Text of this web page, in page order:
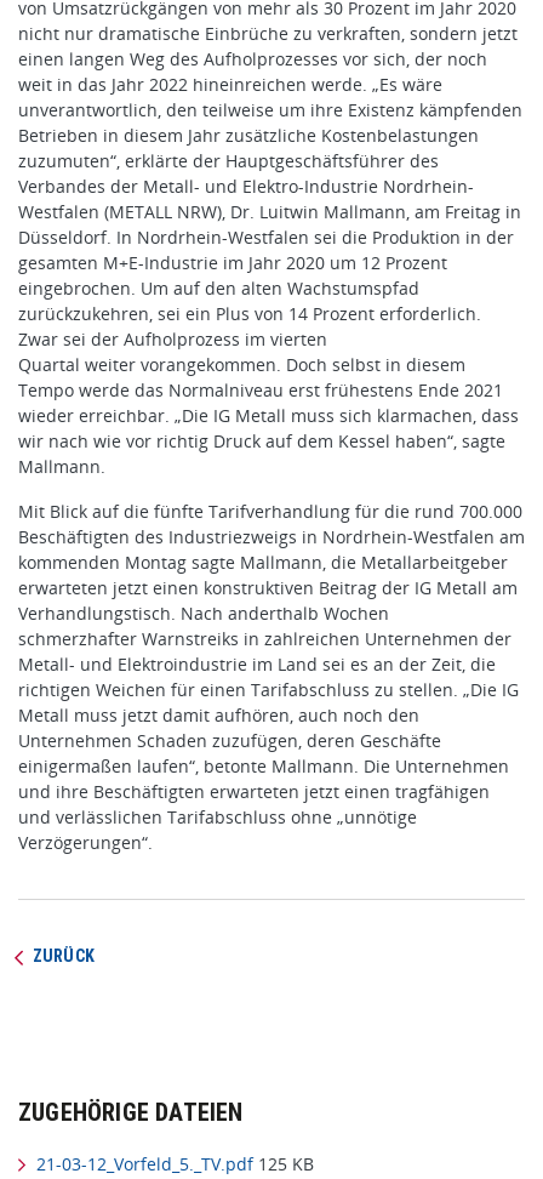
von Umsatzrückgängen von mehr als 30 Prozent im Jahr 2020
nicht nur dramatische Einbrüche zu verkraften, sondern jetzt
einen langen Weg des Aufholprozesses vor sich, der noch
weit in das Jahr 2022 hineinreichen werde. „Es wäre
unverantwortlich, den teilweise um ihre Existenz kämpfenden
Betrieben in diesem Jahr zusätzliche Kostenbelastungen
zuzumuten“, erklärte der Hauptgeschäftsführer des
Verbandes der Metall- und Elektro-Industrie Nordrhein-
Westfalen (METALL NRW), Dr. Luitwin Mallmann, am Freitag in
Düsseldorf. In Nordrhein-Westfalen sei die Produktion in der
gesamten M+E-Industrie im Jahr 2020 um 12 Prozent
eingebrochen. Um auf den alten Wachstumspfad
zurückzukehren, sei ein Plus von 14 Prozent erforderlich.
Zwar sei der Aufholprozess im vierten
Quartal weiter vorangekommen. Doch selbst in diesem
Tempo werde das Normalniveau erst frühestens Ende 2021
wieder erreichbar. „Die IG Metall muss sich klarmachen, dass
wir nach wie vor richtig Druck auf dem Kessel haben“, sagte
Mallmann.
Mit Blick auf die fünfte Tarifverhandlung für die rund 700.000
Beschäftigten des Industriezweigs in Nordrhein-Westfalen am
kommenden Montag sagte Mallmann, die Metallarbeitgeber
erwarteten jetzt einen konstruktiven Beitrag der IG Metall am
Verhandlungstisch. Nach anderthalb Wochen
schmerzhafter Warnstreiks in zahlreichen Unternehmen der
Metall- und Elektroindustrie im Land sei es an der Zeit, die
richtigen Weichen für einen Tarifabschluss zu stellen. „Die IG
Metall muss jetzt damit aufhören, auch noch den
Unternehmen Schaden zuzufügen, deren Geschäfte
einigermaßen laufen“, betonte Mallmann. Die Unternehmen
und ihre Beschäftigten erwarteten jetzt einen tragfähigen
und verlässlichen Tarifabschluss ohne „unnötige
Verzögerungen“.
ZURÜCK
ZUGEHÖRIGE DATEIEN
21-03-12_Vorfeld_5._TV.pdf125 KB